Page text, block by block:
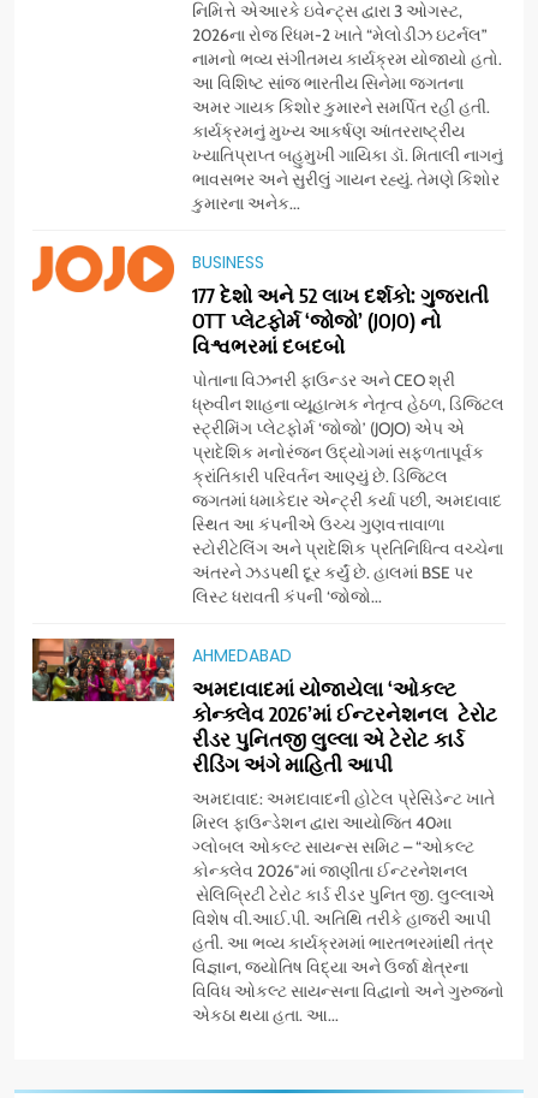
નિમિત્તે એઆરકે ઇવેન્ટ્સ દ્વારા 3 ઓગસ્ટ,
2026ના રોજ રિધમ-2 ખાતે “મેલોડીઝ ઇટર્નલ”
નામનો ભવ્ય સંગીતમય કાર્યક્રમ યોજાયો હતો.
આ વિશિષ્ટ સાંજ ભારતીય સિનેમા જગતના
અમર ગાયક કિશોર કુમારને સમર્પિત રહી હતી.
કાર્યક્રમનું મુખ્ય આકર્ષણ આંતરરાષ્ટ્રીય
ખ્યાતિપ્રાપ્ત બહુમુખી ગાયિકા ડૉ. મિતાલી નાગનું
ભાવસભર અને સુરીલું ગાયન રહ્યું. તેમણે કિશોર
કુમારના અનેક...
BUSINESS
177 દેશો અને 52 લાખ દર્શકો: ગુજરાતી
OTT પ્લેટફોર્મ ‘જોજો’ (JOJO) નો
વિશ્વભરમાં દબદબો
પોતાના વિઝનરી ફાઉન્ડર અને CEO શ્રી
ધ્રુવીન શાહના વ્યૂહાત્મક નેતૃત્વ હેઠળ, ડિજિટલ
સ્ટ્રીમિંગ પ્લેટફોર્મ ‘જોજો’ (JOJO) એપ એ
પ્રાદેશિક મનોરંજન ઉદ્યોગમાં સફળતાપૂર્વક
ક્રાંતિકારી પરિવર્તન આણ્યું છે. ડિજિટલ
જગતમાં ધમાકેદાર એન્ટ્રી કર્યા પછી, અમદાવાદ
સ્થિત આ કંપનીએ ઉચ્ચ ગુણવત્તાવાળા
સ્ટોરીટેલિંગ અને પ્રાદેશિક પ્રતિનિધિત્વ વચ્ચેના
અંતરને ઝડપથી દૂર કર્યું છે. હાલમાં BSE પર
લિસ્ટ ધરાવતી કંપની ‘જોજો...
AHMEDABAD
અમદાવાદમાં યોજાયેલા ‘ઓકલ્ટ
કોન્ક્લેવ 2026’માં ઈન્ટરનેશનલ ટેરોટ
રીડર પુનિતજી લુલ્લા એ ટેરોટ કાર્ડ
રીડિંગ અંગે માહિતી આપી
અમદાવાદ: અમદાવાદની હોટેલ પ્રેસિડેન્ટ ખાતે
મિરલ ફાઉન્ડેશન દ્વારા આયોજિત 40મા
ગ્લોબલ ઓકલ્ટ સાયન્સ સમિટ – “ઓકલ્ટ
કોન્ક્લેવ 2026″માં જાણીતા ઈન્ટરનેશનલ
સેલિબ્રિટી ટેરોટ કાર્ડ રીડર પુનિત જી. લુલ્લાએ
વિશેષ વી.આઈ.પી. અતિથિ તરીકે હાજરી આપી
હતી. આ ભવ્ય કાર્યક્રમમાં ભારતભરમાંથી તંત્ર
વિજ્ઞાન, જ્યોતિષ વિદ્યા અને ઉર્જા ક્ષેત્રના
વિવિધ ઓકલ્ટ સાયન્સના વિદ્વાનો અને ગુરુજનો
એકઠા થયા હતા. આ...
સેમસંગ વિશ્વ યુવા કૌશલ્ય
દિવસની ઉજવણી કરે છે, સેમસંગ
દોસ્ત કૌશલ્ય વિકાસ કાર્યક્રમના
30 ટોચના પ્રતિભાશાળી
વિદ્યાર્થીઓનું સન્માન કરે છે
BUSINESS CSR
આયુદા ઓર્ગેનિક્સ દ્વારા
ગુજરાતના 5 શહેરોમાં રિટેલ સ્ટોર્સ
અને ગીર ગાયના વૈદિક વલોણા ઘી-
દૂધની શુદ્ધ સેવાઓ સાથે વ્યાપક
વિસ્તરણ
BUSINESS
‘ગેટ સેટ ગો’ નું પાવર-પેક્ડ ટ્રેલર
મળશે
ENTERTAINMENT
અમદાવાદમાં ભારે વરસાદ વચ્ચે
ફિલ્મ ‘ગેટ સેટ ગો’ની ‘ટીમ
ચિરંજીવી’ માનવતાના કાર્ય માટે
આગળ આવી: ગુલબાઈ ટેકરાના
પ્રભાવિત પરિવારોને ફૂડ પેકેટ્સ
અને પીવાના પાણીનું વિતરણ કર્યું
AHMEDABAD CSR
ડો. મિતાલી નાગ (આર્ક ઇવેન્ટ્સ)
દ્વારા કિશોર કુમારની જન્મજયંતિ
નિમિત્તે સંગીતમય શ્રદ્ધાંજલિ
AHMEDABAD
ગુજરાતી OTT પ્લેટફોર્મ ‘જોજો’